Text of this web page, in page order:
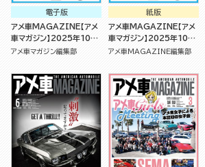
電子版
アメ車MAGAZINE【アメ
車マガジン】2025年10月
号
アメ車マガジン編集部
紙版
アメ車MAGAZINE【アメ
車マガジン】2025年10月
号 [雑誌]
アメ車MAGAZINE編集部